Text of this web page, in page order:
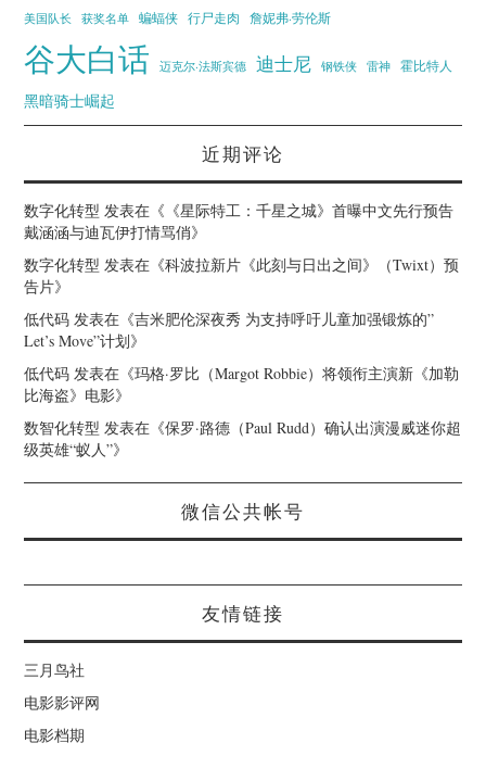
美国队长
获奖名单 蝙蝠侠 行尸走肉 詹妮弗·劳伦斯
谷大白话 迈克尔·法斯宾德 迪士尼 钢铁侠 雷神 霍比特人
黑暗骑士崛起
近期评论
数字化转型 发表在《 《星际特工：千星之城》首曝中文先行预告
戴涵涵与迪瓦伊打情骂俏》
数字化转型 发表在《科波拉新片《此刻与日出之间》（Twixt）预
告片》
低代码 发表在《吉米肥伦深夜秀 为支持呼吁儿童加强锻炼的”
Let’s Move”计划》
低代码 发表在《玛格·罗比（Margot Robbie）将领衔主演新《加勒
比海盗》电影》
数智化转型 发表在《保罗·路德（Paul Rudd）确认出演漫威迷你超
级英雄“蚁人”》
微信公共帐号
友情链接
三月鸟社
电影影评网
电影档期